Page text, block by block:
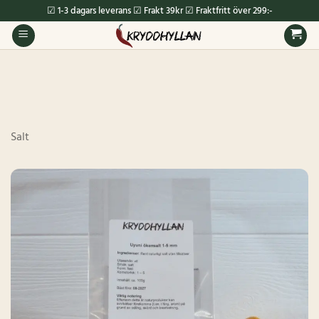
to
content
☑ 1-3 dagars leverans ☑ Frakt 39kr ☑ Fraktfritt över 299:-
Salt